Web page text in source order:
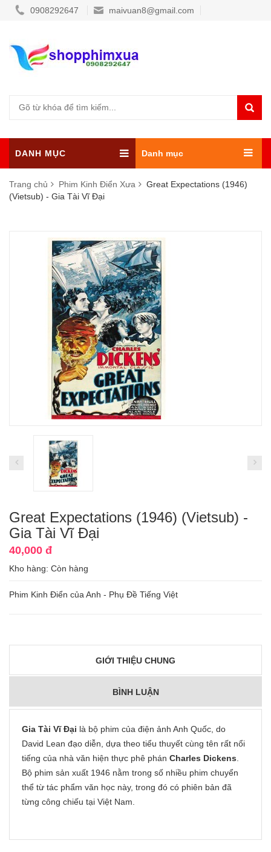
0908292647 maivuan8@gmail.com
DANH MỤC Danh mục
Trang chủ Phim Kinh Điển Xưa
Great Expectations (1946)
(Vietsub) - Gia Tài Vĩ Đại
Great Expectations (1946) (Vietsub) -
Gia Tài Vĩ Đại
40,000 đ
Kho hàng: Còn hàng
Phim Kinh Điển của Anh - Phụ Đề Tiếng Việt
GIỚI THIỆU CHUNG
BÌNH LUẬN
Gia Tài Vĩ Đại là bộ phim của điện ảnh Anh Quốc, do
David Lean đạo diễn, dựa theo tiểu thuyết cùng tên rất nổi
tiếng của nhà văn hiện thực phê phán Charles Dickens
Bộ phim sản xuất 1946 nằm trong số nhiều phim chuyển
thể từ tác phẩm văn học này, trong đó có phiên bản đã
từng công chiếu tại Việt Nam.